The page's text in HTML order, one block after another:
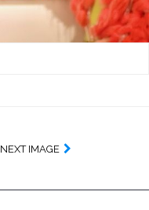
NEXT IMAGE